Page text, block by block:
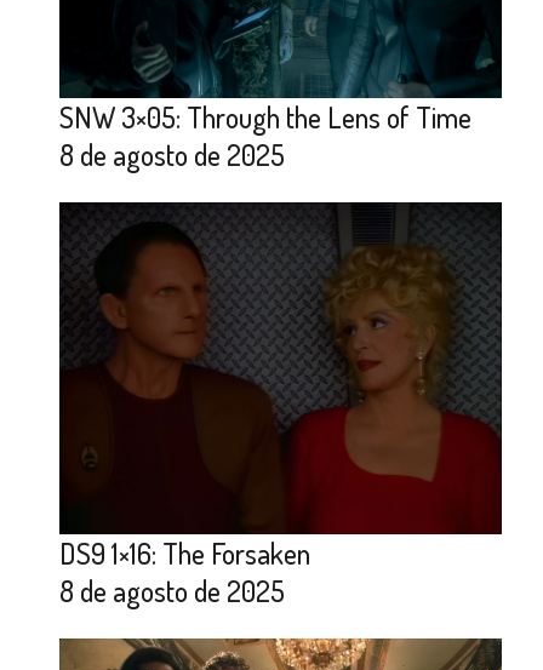
SNW 3×05: Through the Lens of Time
8 de agosto de 2025
DS9 1×16: The Forsaken
8 de agosto de 2025